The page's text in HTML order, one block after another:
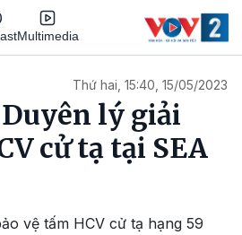
Multimedia
Thứ hai, 15:40, 15/05/2023
lý giải
cử tạ tại SEA
vệ tấm HCV cử tạ hạng 59